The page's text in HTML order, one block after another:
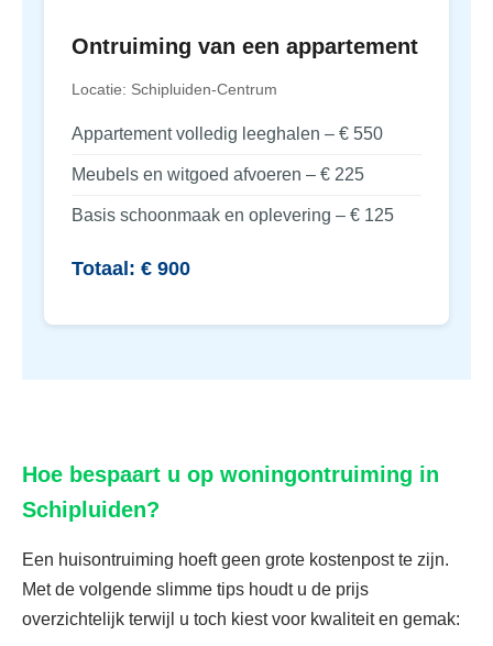
Ontruiming van een appartement
Locatie: Schipluiden-Centrum
Appartement volledig leeghalen – € 550
Meubels en witgoed afvoeren – € 225
Basis schoonmaak en oplevering – € 125
Totaal: € 900
Hoe bespaart u op woningontruiming in
Schipluiden?
Een huisontruiming hoeft geen grote kostenpost te zijn.
Met de volgende slimme tips houdt u de prijs
overzichtelijk terwijl u toch kiest voor kwaliteit en gemak: